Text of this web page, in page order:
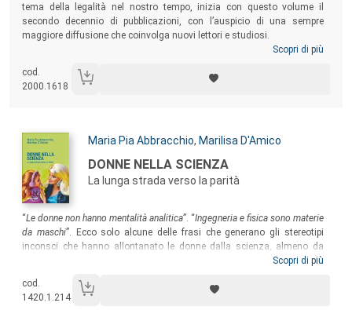
tema della legalità nel nostro tempo, inizia con questo volume il
secondo decennio di pubblicazioni, con l’auspicio di una sempre
maggiore diffusione che coinvolga nuovi lettori e studiosi.
Scopri di più
cod.
2000.1618
Autori:
Maria Pia Abbracchio, Marilisa D'Amico
Titolo:
DONNE NELLA SCIENZA
La lunga strada verso la parità
Sommario:
“Le donne non hanno mentalità analitica”. “Ingegneria e fisica sono materie
da maschi”.
Ecco solo alcune delle frasi che generano gli stereotipi
inconsci che hanno allontanato le donne dalla scienza, almeno da
quella ufficiale. Eppure, da sempre le donne hanno dato il loro
dalle accademie dove si costruiva la narrazione delle grandi scoperte
scientifiche.
Scopri di più
cod.
1420.1.214